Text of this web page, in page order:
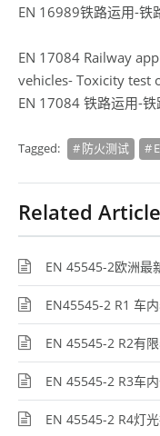
EN 16989铁路运用-铁
EN 17084 Railway
vehicles- Toxicity test
EN 17084 铁路运用-
Tagged: 防火测试
Related
EN 45545-2欧洲最
EN45545-2 R1 车
EN 45545-2 R2有
EN 45545-2 R3车
EN 45545-2 R4灯